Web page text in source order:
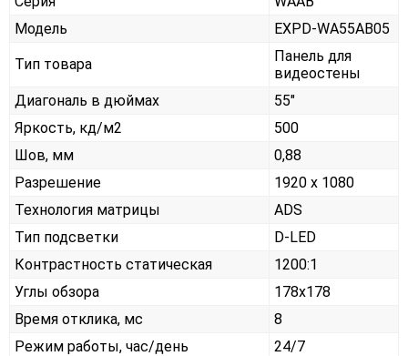
Модель
EXPD-WA55AB05
Тип товара
Панель для
видеостены
Диагональ в дюймах
55"
Яркость, кд/м2
500
Шов, мм
0,88
Разрешение
1920 x 1080
Технология матрицы
ADS
Тип подсветки
D-LED
Контрастность статическая
1200:1
Углы обзора
178x178
Время отклика, мс
8
Режим работы, час/день
24/7